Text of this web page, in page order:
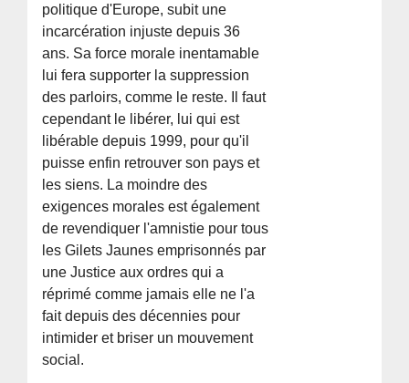
politique d'Europe, subit une
incarcération injuste depuis 36
ans. Sa force morale inentamable
lui fera supporter la suppression
des parloirs, comme le reste. Il faut
cependant le libérer, lui qui est
libérable depuis 1999, pour qu'il
puisse enfin retrouver son pays et
les siens. La moindre des
exigences morales est également
de revendiquer l'amnistie pour tous
les Gilets Jaunes emprisonnés par
une Justice aux ordres qui a
réprimé comme jamais elle ne l'a
fait depuis des décennies pour
intimider et briser un mouvement
social.